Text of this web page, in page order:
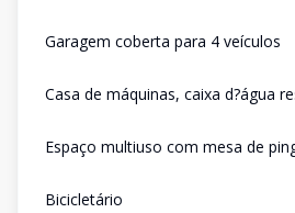
Garagem coberta para 4 veículos
Casa de máquinas, caixa d?água
Espaço multiuso com mesa de
Bicicletário